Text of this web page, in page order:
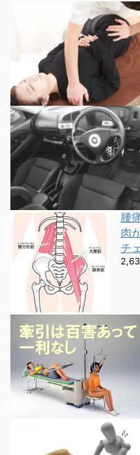
腰
肉
チ